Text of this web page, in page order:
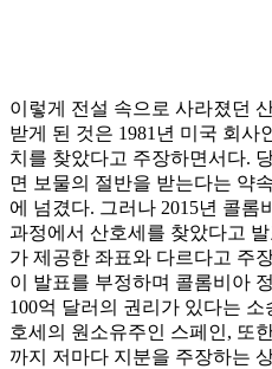
이렇게 전설 속으로 사라졌던
받게 된 것은 1981년 미국 회사
치를 찾았다고 주장하면서다.
면 보물의 절반을 받는다는 약
에 넘겼다. 그러나 2015년 콜롬
과정에서 산호세를 찾았다고
가 제공한 좌표와 다르다고 주
이 발표를 부정하며 콜롬비아
100억 달러의 권리가 있다는
호세의 원소유주인 스페인, 또
까지 저마다 지분을 주장하는